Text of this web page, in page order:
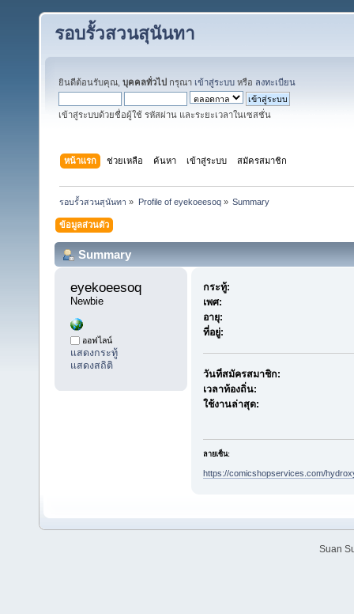
รอบรั้วสวนสุนันทา
ยินดีต้อนรับคุณ, บุคคลทั่วไป กรุณา เข้าสู่ระบบ หรือ ลงทะเบียน
เข้าสู่ระบบด้วยชื่อผู้ใช้ รหัสผ่าน และระยะเวลาในเซสชั่น
หน้าแรก ช่วยเหลือ ค้นหา เข้าสู่ระบบ สมัครสมาชิก
รอบรั้วสวนสุนันทา » Profile of eyekoeesoq» Summary
ข้อมูลส่วนตัว
Summary
eyekoeesoq
Newbie
ออฟไลน์
แสดงกระทู้
แสดงสถิติ
กระทู้:
เพศ:
อายุ:
ที่อยู่:
วันที่สมัครสมาชิก:
เวลาท้องถิ่น:
ใช้งานล่าสุด:
ลายเซ็น:
https://comicshopservices.com/
Suan